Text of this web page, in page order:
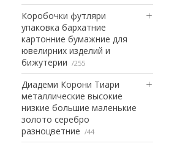
Коробочки футляри
упаковка бархатние
картонние бумажние для
ювелирних изделий и
бижутерии
255
Диадеми Корони Тиари
металлические высокие
низкие большие маленькие
золото серебро
разноцветние
44